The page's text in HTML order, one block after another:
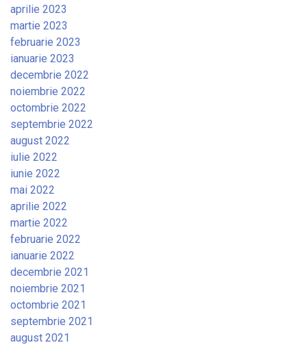
aprilie 2023
martie 2023
februarie 2023
ianuarie 2023
decembrie 2022
noiembrie 2022
octombrie 2022
septembrie 2022
august 2022
iulie 2022
iunie 2022
mai 2022
aprilie 2022
martie 2022
februarie 2022
ianuarie 2022
decembrie 2021
noiembrie 2021
octombrie 2021
septembrie 2021
august 2021